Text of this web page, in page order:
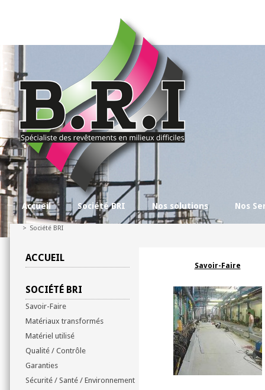
Accueil Société BRI Nos solutions Nos
> Société BRI
ACCUEIL
SOCIÉTÉ BRI
Savoir-Faire
Matériaux transformés
Matériel utilisé
Qualité / Contrôle
Garanties
Sécurité / Santé / Environnement
Savoir-Faire